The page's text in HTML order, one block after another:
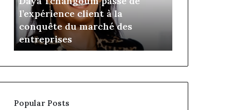
Tchangoum
passe
de
l’expérience
client
conquête
marché
l’expérience client à la
conquête du marché des
entreprises
Général
fin
Popular Posts